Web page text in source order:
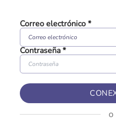
Correo electrónico*
Contraseña*
o